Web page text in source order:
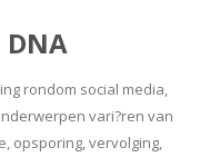
rondom social media,
vari?ren van
opsporing, vervolging,